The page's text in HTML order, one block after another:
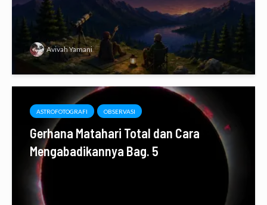
Avivah Yamani
ASTROFOTOGRAFI OBSERVASI
Gerhana Matahari Total dan Cara
Mengabadikannya Bag. 5